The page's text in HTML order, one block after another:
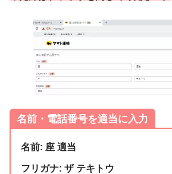
名前・電話番号を適当に入力
名前: 座 適当
フリガナ: ザ テキトウ